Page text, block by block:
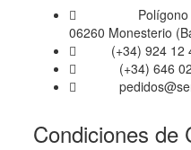
06260 Monesterio
(+34) 924 12
(+34) 646
Condiciones de